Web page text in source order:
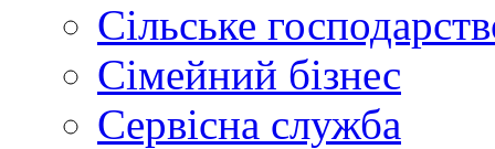
Сільське
Сімейний бізнес
Сервісна служба